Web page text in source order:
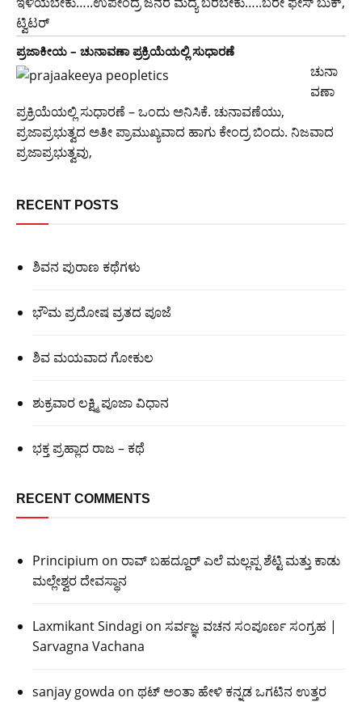
ಟ್ವಿಟರ್
ಪ್ರಜಾಕೀಯ – ಚುನಾವಣಾ ಪ್ರಕ್ರಿಯೆಯಲ್ಲಿ ಸುಧಾರಣೆ
ಚುನಾ
ವಣಾ
ಪ್ರಕ್ರಿಯೆಯಲ್ಲಿ ಸುಧಾರಣೆ – ಒಂದು ಅನಿಸಿಕೆ. ಚುನಾವಣೆಯು,
ಪ್ರಜಾಪ್ರಭುತ್ವದ ಅತೀ ಪ್ರಾಮುಖ್ಯವಾದ ಹಾಗು ಕೇಂದ್ರ ಬಿಂದು. ನಿಜವಾದ
ಪ್ರಜಾಪ್ರಭುತ್ವವು,
RECENT POSTS
ಶಿವನ ಪುರಾಣ ಕಥೆಗಳು
ಭೌಮ ಪ್ರದೋಷ ವ್ರತದ ಪೂಜೆ
ಶಿವ ಮಯವಾದ ಗೋಕುಲ
ಶುಕ್ರವಾರ ಲಕ್ಷ್ಮಿ ಪೂಜಾ ವಿಧಾನ
ಭಕ್ತ ಪ್ರಹ್ಲಾದ ರಾಜ – ಕಥೆ
RECENT COMMENTS
Principium on ರಾವ್ ಬಹದ್ದೂರ್ ಎಲೆ ಮಲ್ಲಪ್ಪ ಶೆಟ್ಟಿ ಮತ್ತು ಕಾಡು
ಮಲ್ಲೇಶ್ವರ ದೇವಸ್ಥಾನ
Laxmikant Sindagi on ಸರ್ವಜ್ಞ ವಚನ ಸಂಪೂರ್ಣ ಸಂಗ್ರಹ |
Sarvagna Vachana
sanjay gowda on ಥಟ್ ಅಂತಾ ಹೇಳಿ ಕನ್ನಡ ಒಗಟಿನ ಉತ್ತರ